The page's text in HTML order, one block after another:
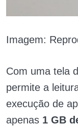
Imagem:
Com uma tela
permite a
execução de
apenas 1 GB